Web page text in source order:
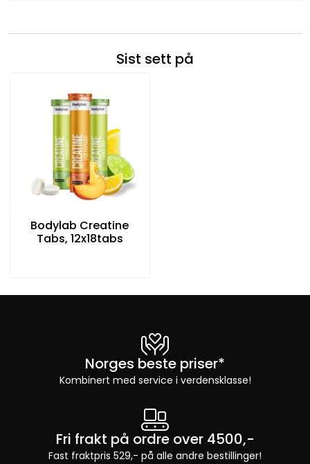
Sist sett på
Bodylab Creatine
Tabs, 12x18tabs
Norges beste priser*
Kombinert med service i verdensklasse!
Fri frakt på ordre over 4500,-
Fast fraktpris 529,- på alle andre bestillinger!